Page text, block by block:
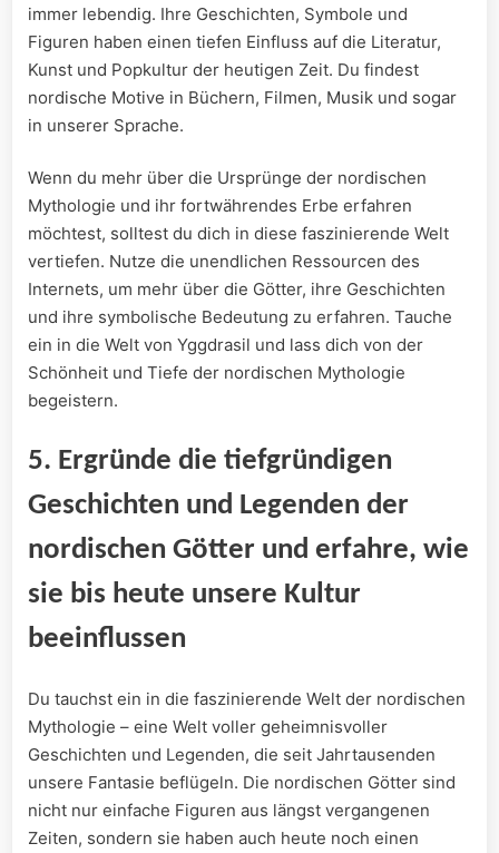
immer lebendig. Ihre Geschichten, Symbole‌ und
Figuren‌ haben einen tiefen Einfluss ⁢auf die ‍Literatur,
Kunst und Popkultur der heutigen Zeit.⁢ Du findest
⁤nordische Motive in Büchern, Filmen, Musik und sogar
in unserer Sprache.
Wenn du mehr über die Ursprünge der nordischen
Mythologie und ihr ⁤fortwährendes Erbe erfahren
möchtest, solltest du‍ dich in⁢ diese faszinierende Welt
vertiefen. Nutze die unendlichen Ressourcen des
Internets, um mehr über die Götter, ihre Geschichten
und ihre ‌symbolische Bedeutung⁤ zu erfahren. Tauche
ein in die Welt von Yggdrasil ​und​ lass dich von der
Schönheit und⁣ Tiefe der nordischen Mythologie
begeistern.
5. Ergründe die ‌tiefgründigen
Geschichten und Legenden der
nordischen Götter ​und erfahre, wie
‌sie bis heute unsere ‍Kultur
beeinflussen
Du tauchst ein in die faszinierende Welt der​ nordischen
Mythologie – ​eine Welt voller geheimnisvoller​
Geschichten und Legenden, die⁢ seit Jahrtausenden
unsere Fantasie beflügeln. ​Die nordischen Götter sind⁤
nicht nur einfache Figuren aus längst vergangenen
Zeiten, sondern sie haben auch ​heute noch ⁢einen